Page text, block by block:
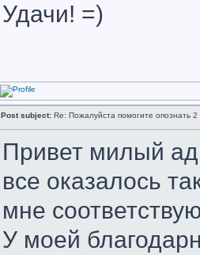
Удачи! =)
Post subject: Re: Пожалуйста помогите опознать 2
Привет милый
все оказалось
мне
У моей